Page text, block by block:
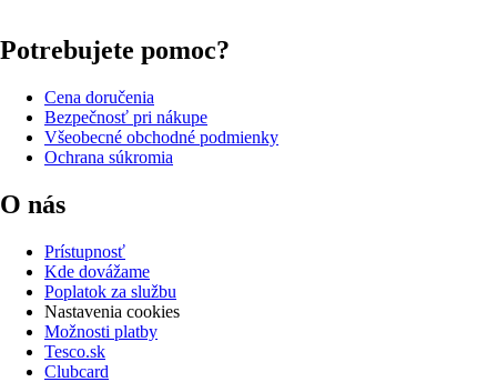
Potrebujete pomoc?
Cena doručenia
Bezpečnosť pri nákupe
Všeobecné obchodné podmienky
Ochrana súkromia
O nás
Prístupnosť
Kde dovážame
Poplatok za službu
Nastavenia cookies
Možnosti platby
Tesco.sk
Clubcard